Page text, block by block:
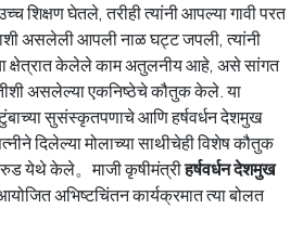
शिक्षण घेतले, तरीही त्यांनी आपल्या गावी परत
असलेली आपली नाळ घट्ट जपली, त्यांनी
क्षेत्रात केलेले काम अतुलनीय आहे, असे सांगत
असलेल्या एकनिष्ठेचे कौतुक केले. या
सुसंस्कृतपणाचे आणि हर्षवर्धन देशमुख
दिलेल्या मोलाच्या साथीचेही विशेष कौतुक
येथे केले。माजी कृषीमंत्रीहर्षवर्धन देशमुख
अभिष्टचिंतन कार्यक्रमात त्या बोलत